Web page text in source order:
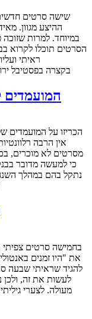
שישה סרטים
ההיצע מגוון.
במיוחד. למרות
הסרטים תוכלו לקרוא
בקצרה בפסטיבל
המועמדים
אין הרבה
מסרטים לא מוכרים,
כי למעשה מדובר
נתקל בהם במהלך
את "היו זמנים
להגיד שראיתי שבעה
לעשות את זה,
מעולה. לצערי